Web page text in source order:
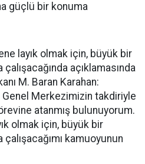
güçlü bir konuma
layık olmak için, büyük bir
açıklamasında
M. Baran Karahan:
Merkezimizin takdiriyle
atanmış bulunuyorum.
olmak için, büyük bir
kamuoyunun